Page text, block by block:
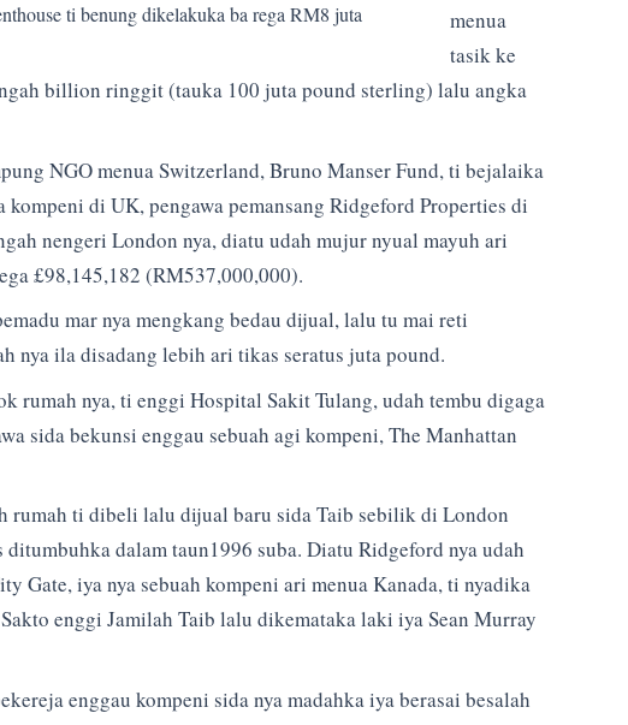
ti benung dikelakuka ba rega RM8 juta
menua
tasik ke
billion ringgit (tauka 100 juta pound sterling) lalu angka
NGO menua Switzerland, Bruno Manser Fund, ti bejalaika
di UK, pengawa pemansang Ridgeford Properties di
nengeri London nya, diatu udah mujur nyual mayuh ari
£98,145,182 (RM537,000,000).
mar nya mengkang bedau dijual, lalu tu mai reti
nya ila disadang lebih ari tikas seratus juta pound.
rumah nya, ti enggi Hospital Sakit Tulang, udah tembu digaga
sida bekunsi enggau sebuah agi kompeni, The Manhattan
rumah ti dibeli lalu dijual baru sida Taib sebilik di London
dalam taun1996 suba. Diatu Ridgeford nya udah
Gate, iya nya sebuah kompeni ari menua Kanada, ti nyadika
enggi Jamilah Taib lalu dikemataka laki iya Sean Murray
enggau kompeni sida nya madahka iya berasai besalah